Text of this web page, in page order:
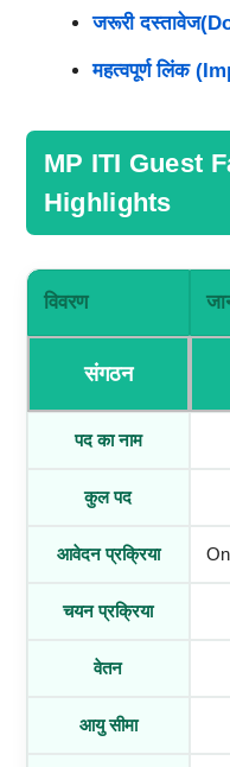
जरूरी
महत्वपूर्ण लिंक
MP ITI Guest
Highlights
विवरण
संगठन
पद का नाम
कुल पद
आवेदन प्रक्रिया
चयन प्रक्रिया
वेतन
आयु सीमा